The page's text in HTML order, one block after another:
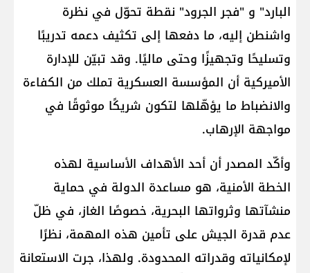
البارد" و "فجر الجرود" نقطة تحوّل في نظرة
واشنطن إليه، ما دفعها إلى تكثيف دعمه تدريبًا
وتسليحًا وتجهيزًا وحتى ماليًا. وقد تبيّن للإدارة
الأميركية أن المؤسسة العسكرية تملك من الكفاءة
والانضباط ما يؤهّلها لتكون شريكًا موثوقًا في
مواجهة الإرهاب.
وأكّد المصدر أن أحد الأهداف الأساسية لهذه
الخطة الأمنية، هو مساعدة الدولة في حماية
منشآتها وثرواتها البحرية، خصوصًا الغاز، في ظلّ
عدم قدرة الجيش على تأمين هذه المهمة، نظرًا
لإمكانياته وقدراته المحدودة. ولهذا، جرت الاستعانة